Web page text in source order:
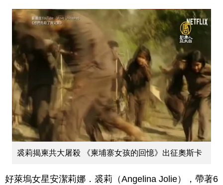
裘莉揭柬共大屠殺 《柬埔寨女孩的回憶》出征奧斯卡
好萊塢女星安潔莉娜．裘莉（Angelina Jolie），帶著6